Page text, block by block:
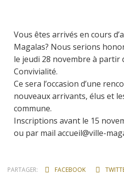
Vous êtes arrivés en cours
Magalas? Nous serions
le jeudi 28 novembre à partir
Convivialité.
Ce sera l’occasion d’une
nouveaux arrivants, élus et
commune.
Inscriptions avant le 15
ou par mail accueil@ville-
PARTAGER: FACEBOOK